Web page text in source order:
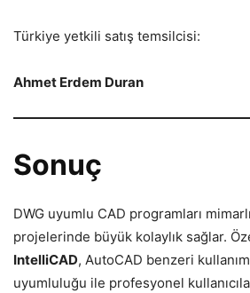
Türkiye yetkili satış temsilcisi:
Ahmet Erdem Duran
Sonuç
DWG uyumlu CAD programları
projelerinde büyük kolaylık sağlar.
IntelliCAD, AutoCAD benzeri
uyumluluğu ile profesyonel